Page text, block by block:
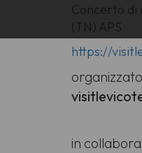
Concerto di
(TN) APS
https://
in